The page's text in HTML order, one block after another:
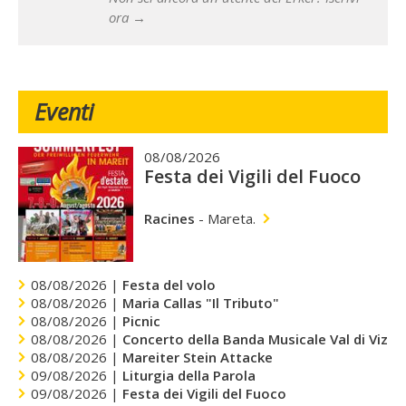
ora →
Eventi
08/08/2026
Festa dei Vigili del Fuoco
Racines - Mareta.
08/08/2026 | Festa del volo
08/08/2026 | Maria Callas "Il Tributo"
08/08/2026 | Picnic
08/08/2026 | Concerto della Banda Musicale Val di Vizze
08/08/2026 | Mareiter Stein Attacke
09/08/2026 | Liturgia della Parola
09/08/2026 | Festa dei Vigili del Fuoco